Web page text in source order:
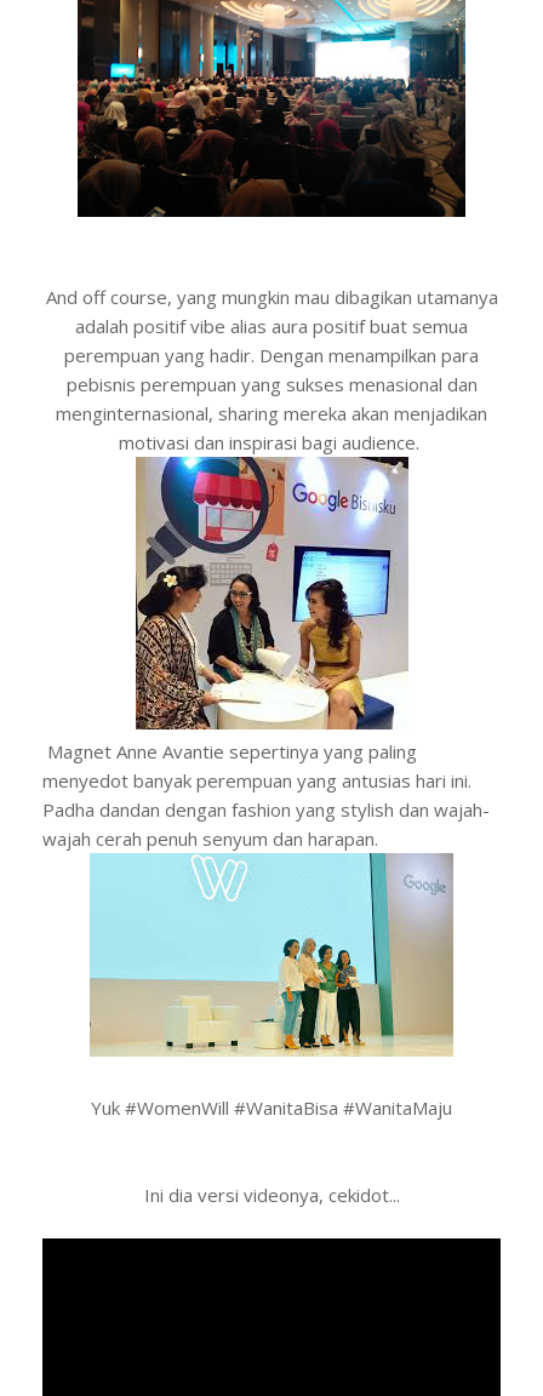
And off course, yang mungkin mau dibagikan utamanya
adalah positif vibe alias aura positif buat semua
perempuan yang hadir. Dengan menampilkan para
pebisnis perempuan yang sukses menasional dan
menginternasional, sharing mereka akan menjadikan
motivasi dan inspirasi bagi audience.
Magnet Anne Avantie sepertinya yang paling
menyedot banyak perempuan yang antusias hari ini.
Padha dandan dengan fashion yang stylish dan wajah-
wajah cerah penuh senyum dan harapan.
Yuk #WomenWill #WanitaBisa #WanitaMaju
Ini dia versi videonya, cekidot...